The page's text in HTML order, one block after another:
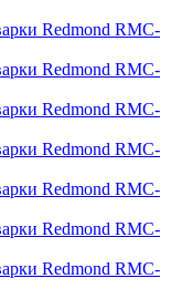
Redmond RMC-
Redmond RMC-
Redmond RMC-
Redmond RMC-
Redmond RMC-
Redmond RMC-
Redmond RMC-